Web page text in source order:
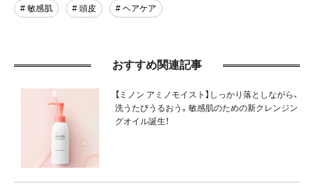
# 敏感肌 # 頭皮 # ヘアケア
おすすめ関連記事
【ミノン アミノモイスト】しっかり落としながら、
洗うたびうるおう。敏感肌のための新クレンジン
グオイル誕生！